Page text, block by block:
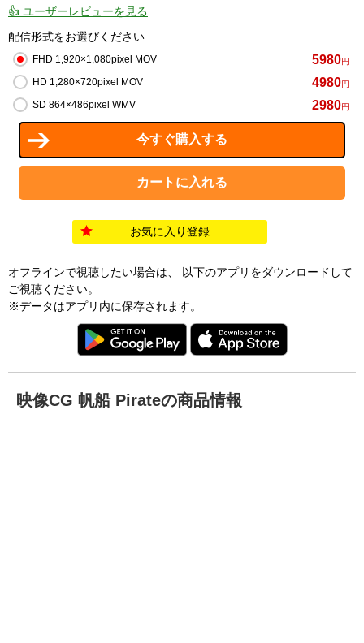
👍 ユーザーレビューを見る
配信形式をお選びください
FHD 1,920×1,080pixel MOV 5980円
HD 1,280×720pixel MOV 4980円
SD 864×486pixel WMV 2980円
お気に入り登録
オフラインで視聴したい場合は、 以下のアプリをダウンロードして
ご視聴ください。
※データはアプリ内に保存されます。
映像CG 帆船 Pirateの商品情報